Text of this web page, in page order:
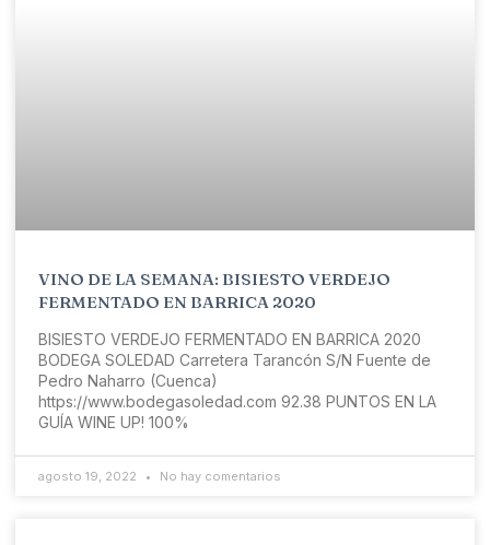
VINO DE LA SEMANA: BISIESTO VERDEJO
FERMENTADO EN BARRICA 2020
BISIESTO VERDEJO FERMENTADO EN BARRICA 2020
BODEGA SOLEDAD Carretera Tarancón S/N Fuente de
Pedro Naharro (Cuenca)
https://www.bodegasoledad.com 92.38 PUNTOS EN LA
GUÍA WINE UP! 100%
agosto 19, 2022 No hay comentarios